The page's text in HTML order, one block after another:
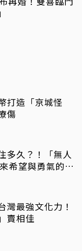
打造「京城怪
傷
多久？！「無人
希望與勇氣的反
灣最強文化力！
賣相佳